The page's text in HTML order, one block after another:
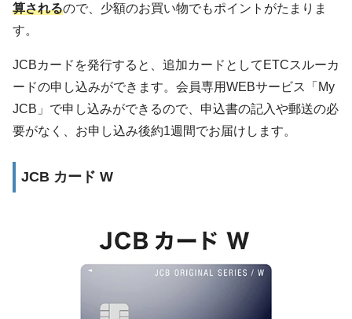
算されるので、少額のお買い物でもポイントがたまりま
す。
JCBカードを発行すると、追加カードとしてETCスルーカ
ードの申し込みができます。会員専用WEBサービス「My
JCB」で申し込みができるので、申込書の記入や郵送の必
要がなく、お申し込み後約1週間でお届けします。
JCB カード W